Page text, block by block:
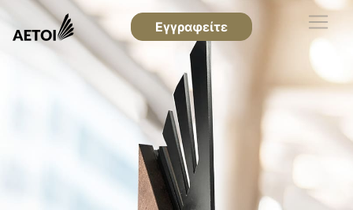
Εγγραφείτε